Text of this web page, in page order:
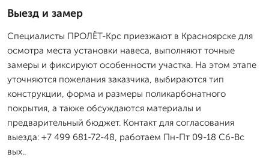
Выезд и замер
Специалисты ПРОЛЁТ-Крс приезжают в Красноярске для
осмотра места установки навеса, выполняют точные
замеры и фиксируют особенности участка. На этом этапе
уточняются пожелания заказчика, выбираются тип
конструкции, форма и размеры поликарбонатного
покрытия, а также обсуждаются материалы и
предварительный бюджет. Контакт для согласования
выезда: +7 499 681-72-48, работаем Пн-Пт 09-18 Сб-Вс
вых..